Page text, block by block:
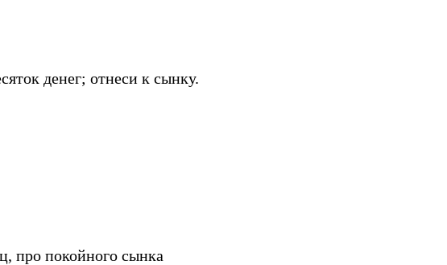
денег; отнеси к сынку.
про покойного сынка